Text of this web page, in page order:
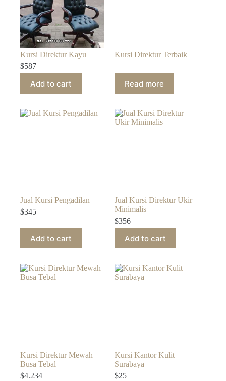
Kursi Direktur Kayu
$587
Add to cart
Kursi Direktur Terbaik
Read more
Jual Kursi Pengadilan
$345
Add to cart
Jual Kursi Direktur Ukir
Minimalis
$356
Add to cart
Kursi Direktur Mewah
Busa Tebal
$4.234
Kursi Kantor Kulit
Surabaya
$25